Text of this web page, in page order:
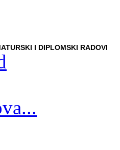
I DIPLOMSKI RADOVI